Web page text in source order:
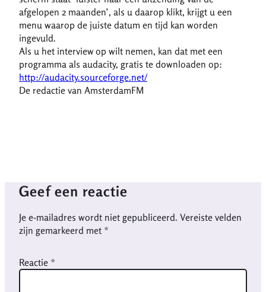
afgelopen 2 maanden’, als u daarop klikt, krijgt u een
menu waarop de juiste datum en tijd kan worden
ingevuld.
Als u het interview op wilt nemen, kan dat met een
programma als audacity, gratis te downloaden op:
http://audacity.sourceforge.net/
De redactie van AmsterdamFM
Geef een reactie
Je e-mailadres wordt niet gepubliceerd. Vereiste velden
zijn gemarkeerd met *
Reactie *